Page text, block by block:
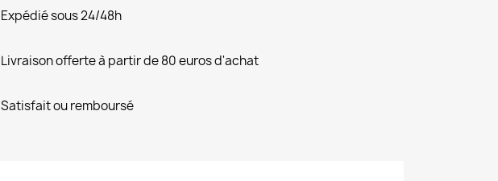
Expédié sous 24/48h
Livraison offerte à partir de 80 euros d'achat
Satisfait ou remboursé